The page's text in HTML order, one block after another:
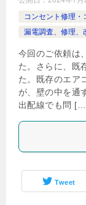
コンセント修理・
漏電調査、修理、
今回のご依頼は
た。さらに、既
た。既存のエア
が、壁の中を通
出配線でも問
Tweet